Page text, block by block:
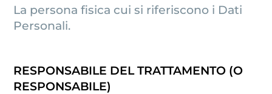
La persona fisica cui si riferiscono i Dati
Personali.
RESPONSABILE DEL TRATTAMENTO (O
RESPONSABILE)